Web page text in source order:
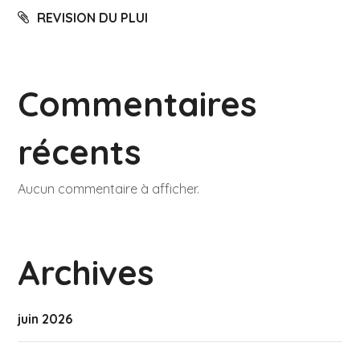
REVISION DU PLUI
Commentaires
récents
Aucun commentaire à afficher.
Archives
juin 2026